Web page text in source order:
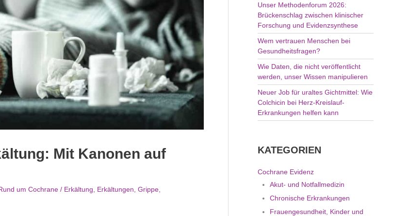
Mit Kanonen auf
um Cochrane / Erkältung, Erkältungen, Grippe,
Unser Methodenforum 2026:
Brückenschlag zwischen klinischer
Forschung und Evidenzsynthese
Wem vertrauen Menschen bei
Gesundheitsfragen?
Wie Daten, die nicht veröffentlicht
werden, unser Wissen manipulieren
Neuer Job für uraltes Gichtmittel: Wie
Colchicin bei Herz-Kreislauf-
Erkrankungen helfen kann
KATEGORIEN
Cochrane Evidenz
Akut- und Notfallmedizin
Chronische Erkrankungen
Frauengesundheit, Kinder und